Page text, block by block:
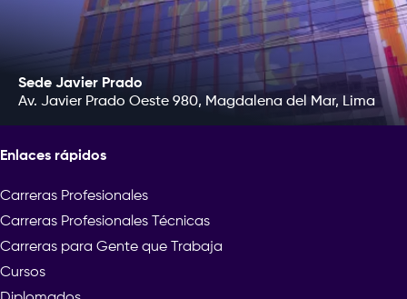
Sede Javier Prado
Av. Javier Prado Oeste 980, Magdalena del Mar, Lima
Enlaces rápidos
Carreras Profesionales
Carreras Profesionales Técnicas
Carreras para Gente que Trabaja
Cursos